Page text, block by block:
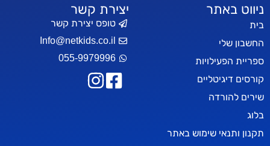
ניווט באתר
בית
החשבון שלי
ספריית הפעילויות
קורסים דיגיטליים
שירים להורדה
בלוג
תקנון ותנאי שימוש באתר
יצירת קשר
טופס יצירת קשר
Info@netkids.co.il
055-9979996